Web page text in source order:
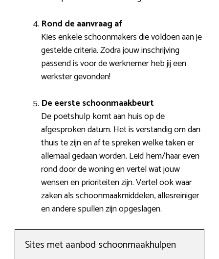
Rond de aanvraag af
Kies enkele schoonmakers die voldoen aan je
gestelde criteria. Zodra jouw inschrijving
passend is voor de werknemer heb jij een
werkster gevonden!
De eerste schoonmaakbeurt
De poetshulp komt aan huis op de
afgesproken datum. Het is verstandig om dan
thuis te zijn en af te spreken welke taken er
allemaal gedaan worden. Leid hem/haar even
rond door de woning en vertel wat jouw
wensen en prioriteiten zijn. Vertel ook waar
zaken als schoonmaakmiddelen, allesreiniger
en andere spullen zijn opgeslagen.
Sites met aanbod schoonmaakhulpen